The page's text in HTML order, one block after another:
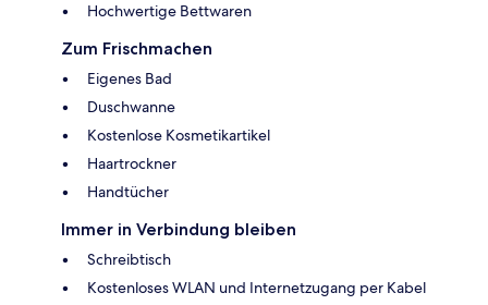
Hochwertige Bettwaren
Zum Frischmachen
Eigenes Bad
Duschwanne
Kostenlose Kosmetikartikel
Haartrockner
Handtücher
Immer in Verbindung bleiben
Schreibtisch
Kostenloses WLAN und Internetzugang per Kabel